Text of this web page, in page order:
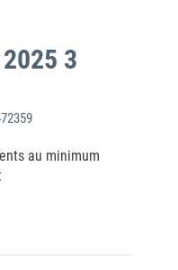
3
au minimum